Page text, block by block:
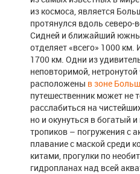
из космоса, является
протянулся вдоль северо-
Сидней и ближайший
отделяет «всего» 1000
1700 км. Одни из
неповторимой,
расположены в зоне
путешественник может не
расслабиться на
но и окунуться в
тропиков – погружения с
плавание с маской среди
китами, прогулки по
гидропланах над всей